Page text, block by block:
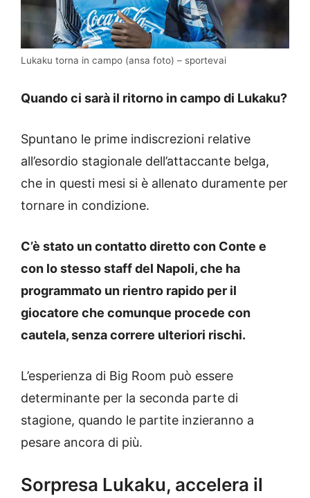
Lukaku torna in campo (ansa foto) – sportevai
Quando ci sarà il ritorno in campo di Lukaku?
Spuntano le prime indiscrezioni relative
all’esordio stagionale dell’attaccante belga,
che in questi mesi si è allenato duramente per
tornare in condizione.
C’è stato un contatto diretto con Conte e
con lo stesso staff del Napoli, che ha
programmato un rientro rapido per il
giocatore che comunque procede con
cautela, senza correre ulteriori rischi.
L’esperienza di Big Room può essere
determinante per la seconda parte di
stagione, quando le partite inzieranno a
pesare ancora di più.
Sorpresa Lukaku, accelera il